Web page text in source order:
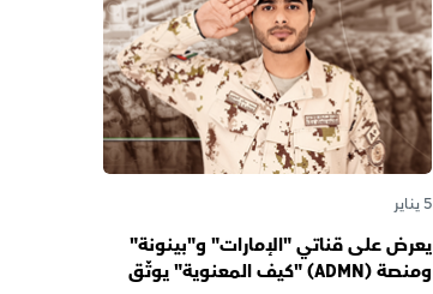
5 يناير
يعرض على قناتي "الإمارات" و"بينونة"
ومنصة (ADMN) "كيف المعنوية" يوثّق